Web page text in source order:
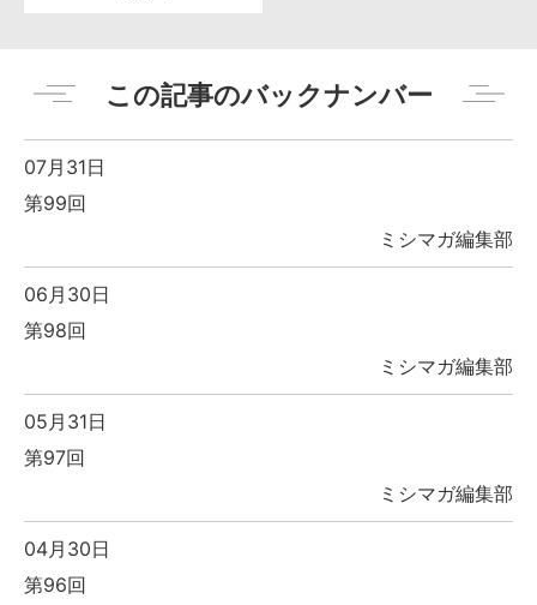
この記事のバックナンバー
07月31日
第99回
ミシマガ編集部
06月30日
第98回
ミシマガ編集部
05月31日
第97回
ミシマガ編集部
04月30日
第96回